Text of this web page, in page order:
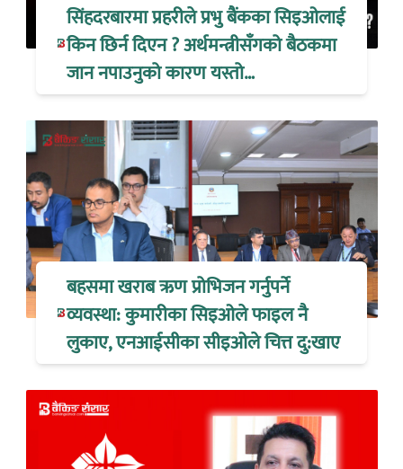
सिंहदरबारमा प्रहरीले प्रभु बैंकका सिइओलाई
किन छिर्न दिएन ? अर्थमन्त्रीसँगको बैठकमा
जान नपाउनुको कारण यस्तो…
बहसमा खराब ऋण प्रोभिजन गर्नुपर्ने
व्यवस्था: कुमारीका सिइओले फाइल नै
लुकाए, एनआईसीका सीइओले चित्त दु:खाए